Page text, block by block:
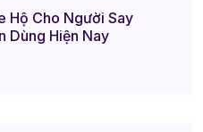
Hộ Cho Người Say
Dùng Hiện Nay